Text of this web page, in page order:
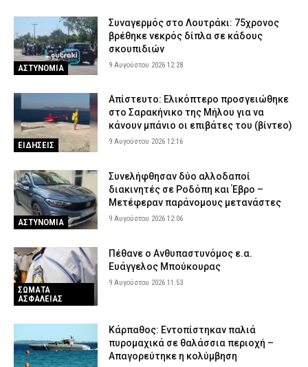
ΑΣΤΥΝΟΜΙΑ
Συναγερμός στο Λουτράκι: 75χρονος
βρέθηκε νεκρός δίπλα σε κάδους
σκουπιδιών
9 Αυγούστου 2026 12:28
ΕΙΔΗΣΕΙΣ
Απίστευτο: Ελικόπτερο προσγειώθηκε
στο Σαρακήνικο της Μήλου για να
κάνουν μπάνιο οι επιβάτες του (βίντεο)
9 Αυγούστου 2026 12:16
ΑΣΤΥΝΟΜΙΑ
Συνελήφθησαν δύο αλλοδαποί
διακινητές σε Ροδόπη και Έβρο –
Μετέφεραν παράνομους μετανάστες
9 Αυγούστου 2026 12:06
ΣΩΜΑΤΑ
ΑΣΦΑΛΕΙΑΣ
Πέθανε ο Ανθυπαστυνόμος ε.α.
Ευάγγελος Μπούκουρας
9 Αυγούστου 2026 11:53
Κάρπαθος: Εντοπίστηκαν παλιά
πυρομαχικά σε θαλάσσια περιοχή –
Απαγορεύτηκε η κολύμβηση